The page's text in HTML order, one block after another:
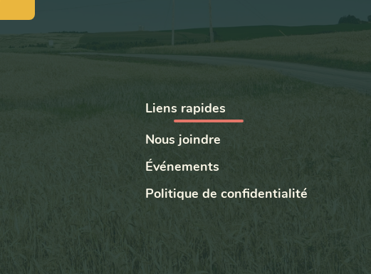
Liens rapides
Nous joindre
Événements
Politique de confidentialité